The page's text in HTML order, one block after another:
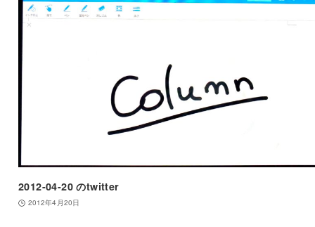
2012-04-20 のtwitter
2012年4月20日